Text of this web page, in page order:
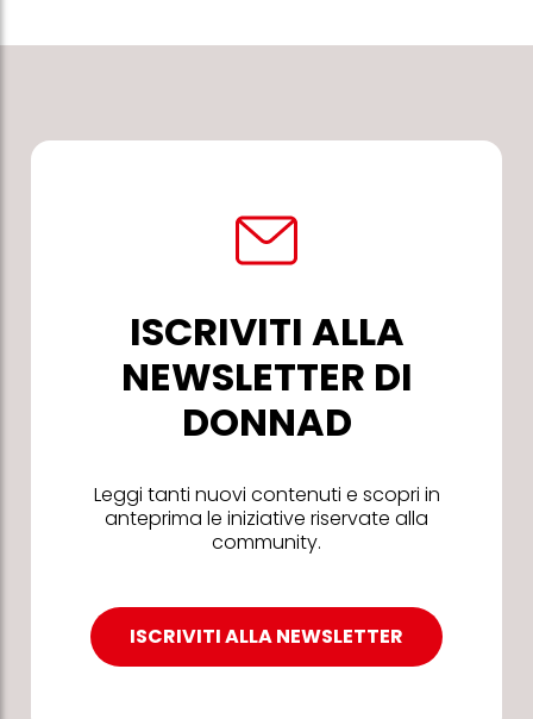
ISCRIVITI ALLA
NEWSLETTER DI
DONNAD
Leggi tanti nuovi contenuti e scopri in
anteprima le iniziative riservate alla
community.
ISCRIVITI ALLA NEWSLETTER